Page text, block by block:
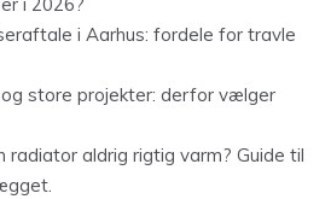
i Aarhus: fordele for travle
store projekter: derfor vælger
radiator aldrig rigtig varm? Guide til